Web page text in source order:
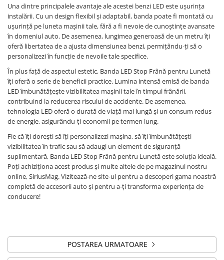
Skoda
Smart
Subaru
Suzuki
Toyota
Volkswagen
Volvo
Sticle far
Diverse
Tuning auto
Kituri reparatie
Dopuri anulare clapete admisie
Garnituri galerie admisie BMW
Valve PCV
Kit reparatie faruri
Produse cu discount de pana la
95%
Eleron Portbagaj
Una dintre principalele avantaje ale acestei benzi LED este ușurința
instalării. Cu un design flexibil și adaptabil, banda poate fi montată cu
ușurință pe luneta mașinii tale, fără a fi nevoie de cunoștințe avansate
în domeniul auto. De asemenea, lungimea generoasă de un metru îți
oferă libertatea de a ajusta dimensiunea benzi, permițându-ți să o
personalizezi în funcție de nevoile tale specifice.
În plus față de aspectul estetic, Banda LED Stop Frână pentru Lunetă
îți oferă o serie de beneficii practice. Lumina intensă emisă de banda
LED îmbunătățește vizibilitatea mașinii tale în timpul frânării,
contribuind la reducerea riscului de accidente. De asemenea,
tehnologia LED oferă o durată de viață mai lungă și un consum redus
de energie, asigurându-ți economii pe termen lung.
Fie că îți dorești să îți personalizezi mașina, să îți îmbunătățești
vizibilitatea în trafic sau să adaugi un element de siguranță
suplimentară, Banda LED Stop Frână pentru Lunetă este soluția ideală.
Poți achiziționa acest produs și multe altele de pe magazinul nostru
online, SiriusMag. Vizitează-ne site-ul pentru a descoperi gama noastră
completă de accesorii auto și pentru a-ți transforma experiența de
conducere!
POSTAREA URMATOARE